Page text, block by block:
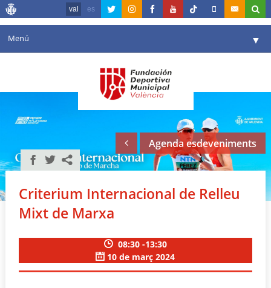
val es
Menú ▼
Agenda
Instal·lacions ▼
▼
València en esport
Portal de Transparència
Agenda esdeveniments
Criterium Internacional de Relleu
Mixt de Marxa
08:30 -13:30
10 de març 2024